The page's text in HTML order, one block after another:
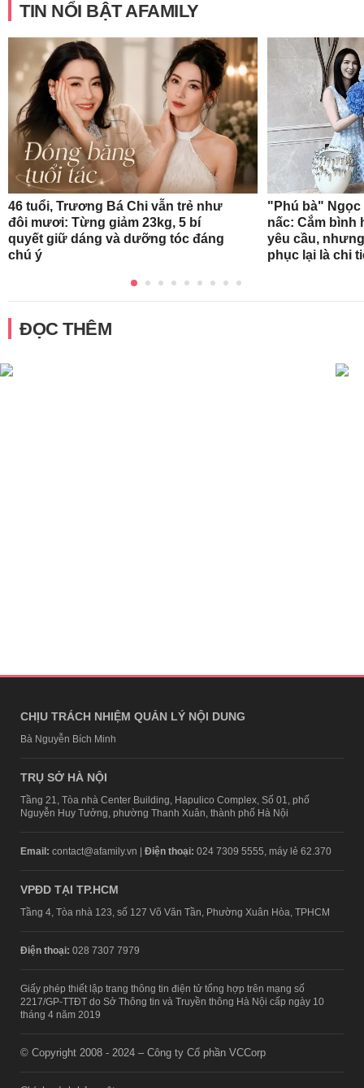
TIN NỔI BẬT AFAMILY
46 tuổi, Trương Bá Chi vẫn trẻ như
đôi mươi: Từng giảm 23kg, 5 bí
quyết giữ dáng và dưỡng tóc đáng
chú ý
"Phú bà" Ngọc
nấc: Cắm bình
yêu cầu,
phục lại là chi
ĐỌC THÊM
CHỊU TRÁCH NHIỆM QUẢN LÝ NỘI DUNG
Bà Nguyễn Bích Minh
TRỤ SỞ HÀ NỘI
Tầng 21, Tòa nhà Center Building, Hapulico Complex, Số 01, phố
Nguyễn Huy Tưởng, phường Thanh Xuân, thành phố Hà Nội
Email: contact@afamily.vn | Điện thoại: 024 7309 5555, máy lẻ 62.370
VPĐD TẠI TP.HCM
Tầng 4, Tòa nhà 123, số 127 Võ Văn Tần, Phường Xuân Hòa, TPHCM
Điện thoại: 028 7307 7979
Giấy phép thiết lập trang thông tin điện tử tổng hợp trên mạng số
2217/GP-TTĐT do Sở Thông tin và Truyền thông Hà Nội cấp ngày 10
tháng 4 năm 2019
© Copyright 2008 - 2024 – Công ty Cổ phần VCCorp